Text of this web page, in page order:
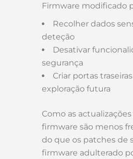
Firmware modificado
Recolher dados
deteção
Desativar
segurança
Criar portas
exploração futura
Como as
firmware são menos
do que os patches de
firmware adulterado